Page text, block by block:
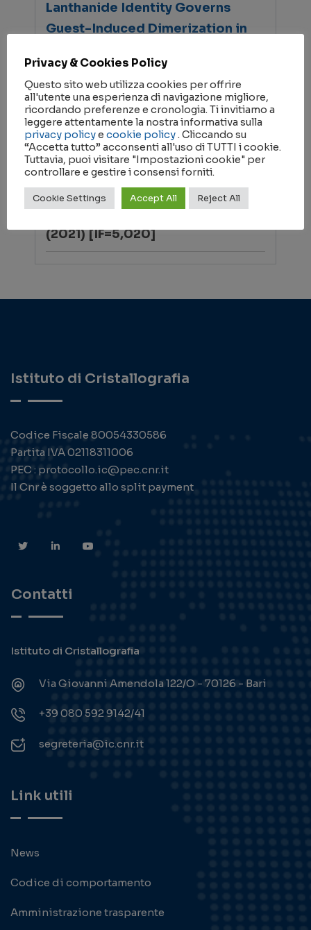
Lanthanide Identity Governs
Guest-Induced Dimerization in
pheHA)-5])3+ Metallacrowns
Carmelo Sgarlata+,* Bernadette L.
Schneider+, Valeria Zito, Rossella
Migliore,Matteo Tegoni,* Vincent
L. Pecoraro,* and Giuseppe
Arena*
Chemistry – A European Journal
(2021) [IF=5,020]
Istituto di Cristallografia
Codice Fiscale 80054330586
Partita IVA 02118311006
PEC : protocollo.ic@pec.cnr.it
Il Cnr è soggetto allo split payment
Contatti
Istituto di Cristallografia
Via Giovanni Amendola 122/O - 70126 - Bari
+39 080 592 9142/41
segreteria@ic.cnr.it
Link utili
News
Codice di comportamento
Amministrazione trasparente
Privacy & Cookies Policy
Questo sito web utilizza cookies per offrire
all'utente una esperienza di navigazione migliore,
ricordando preferenze e cronologia. Ti invitiamo a
leggere attentamente la nostra informativa sulla
privacy policye cookie policy . Cliccando su
“Accetta tutto” acconsenti all'uso di TUTTI i cookie.
Tuttavia, puoi visitare "Impostazioni cookie" per
controllare e gestire i consensi forniti.
Cookie Settings Accept All Reject All